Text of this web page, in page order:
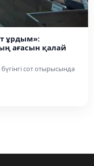
ұрдым»:
ағасын қалай
сот отырысында